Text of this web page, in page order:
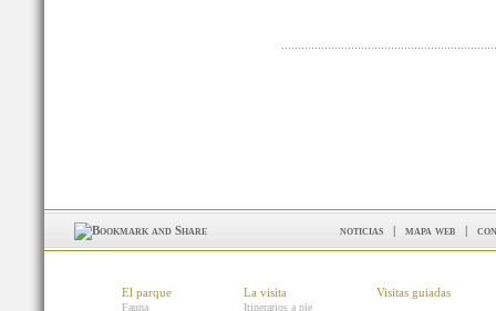
noticias | mapa web |
El parque
Fauna
La visita
Itinerarios a pie
Visitas guiadas